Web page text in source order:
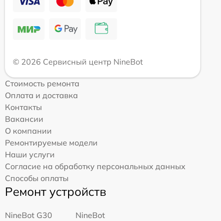
© 2026 Сервисный центр NineBot
Стоимость ремонта
Оплата и доставка
Контакты
Вакансии
О компании
Ремонтируемые модели
Наши услуги
Согласие на обработку персональных данных
Способы оплаты
Ремонт устройств
NineBot G30
NineBot